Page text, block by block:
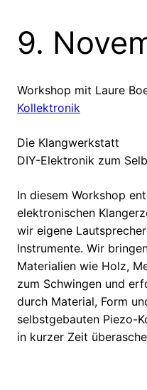
9.
Workshop mit Laure
Kollektronik
Die Klangwerkstatt
DIY-Elektronik zum
In diesem Workshop
elektronischen
wir eigene
Instrumente. Wir
Materialien wie Holz,
zum Schwingen und
durch Material, Form
selbstgebauten Piezo-
in kurzer Zeit